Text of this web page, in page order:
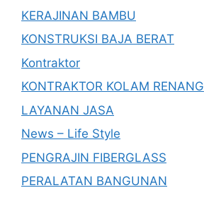
KERAJINAN BAMBU
KONSTRUKSI BAJA BERAT
Kontraktor
KONTRAKTOR KOLAM RENANG
LAYANAN JASA
News – Life Style
PENGRAJIN FIBERGLASS
PERALATAN BANGUNAN